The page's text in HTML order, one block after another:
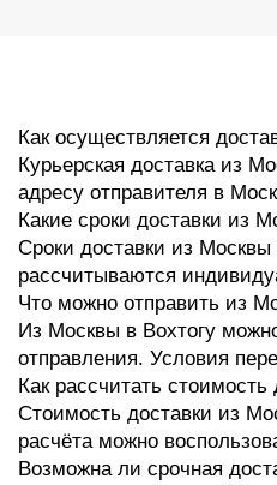
Как осуществляется
Курьерская доставка из
адресу отправителя в
Какие сроки доставки из
Сроки доставки из Москвы
рассчитываются
Что можно отправить из
Из Москвы в Вохтогу
отправления. Условия
Как рассчитать
Стоимость доставки из
расчёта можно
Возможна ли срочная